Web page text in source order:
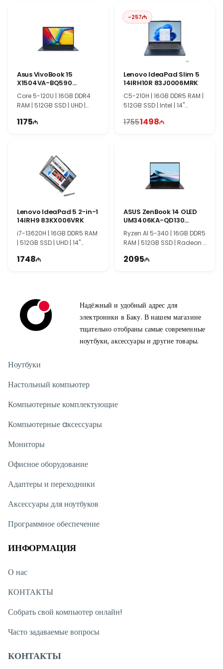
16-дюймовый WUXGA экран обеспечивает комфортное
рабочее пространство и чёткое изображение, что особенно
удобно при работе с документами и профессиональными
приложениями. Серия HP ZBook Firefly сочетает надёжность,
мобильность и производительность для специалистов.
Asus VivoBook 15
X1504VA-BQ590
90NB13Y1-M00X70
Core 5-120U | 16GB DDR4
RAM | 512GB SSD | UHD |
1175
-257
Lenovo IdeaPad Slim 5
14IRH10R 83J0006MRK
C5-210H | 16GB DDR5 RAM |
512GB SSD | Intel | 14"
17551498
Lenovo IdeaPad 5 2-in-1
14IRH9 83KX006VRK
i7-13620H | 16GB DDR5 RAM
| 512GB SSD | UHD | 14"
1748
ASUS ZenBook 14 OLED
UM3406KA-QD130
90NB14U1-M007L0
Ryzen AI 5-340 | 16GB DDR5
RAM | 512GB SSD | Radeon |
2095
Надёжный и удобный адрес для
электроники в Баку. В нашем магазине
тщательно отобраны самые современные
ноутбуки, аксессуары и другие товары.
Ноутбуки
Настольный компьютер
Компьютерные комплектующие
Компьютерные aксессуары
Мониторы
Офисное оборудование
Адаптеры и переходники
Аксессуары для ноутбуков
Программное обеспечение
ИНФОРМАЦИЯ
О нас
КОНТАКТЫ
Собрать свой компьютер онлайн!
Часто задаваемые вопросы
КОНТАКТЫ